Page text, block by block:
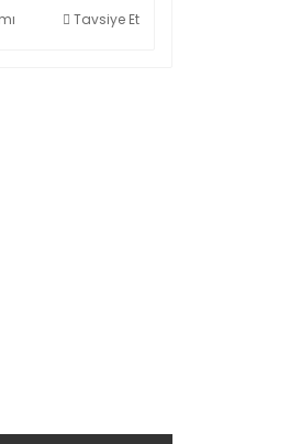
Tavsiye Et